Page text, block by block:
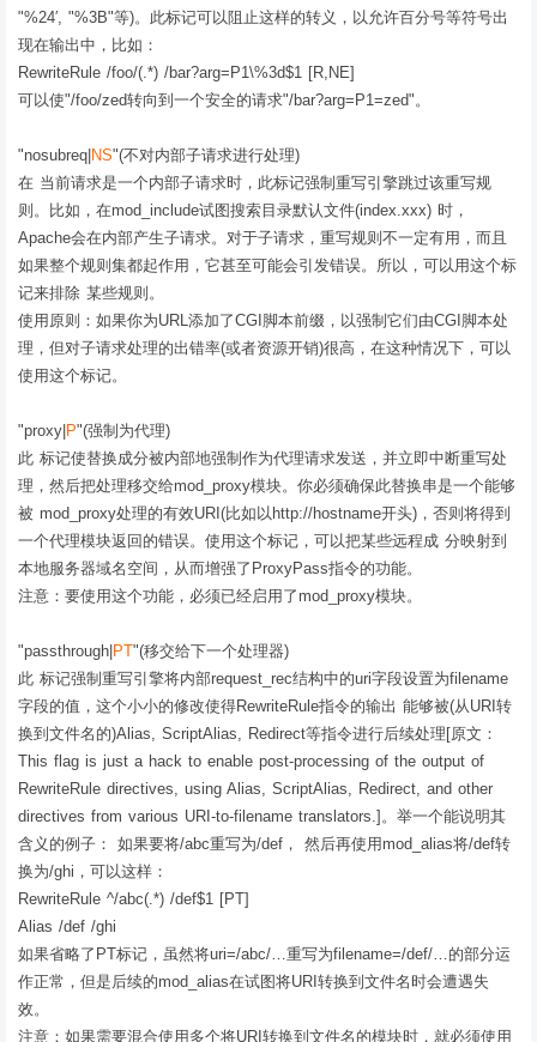
"%24′, "%3B"等)。此标记可以阻止这样的转义，以允许百分号等符号出
现在输出中，比如：
RewriteRule /foo/(.*) /bar?arg=P1\%3d$1 [R,NE]
可以使"/foo/zed转向到一个安全的请求"/bar?arg=P1=zed"。
"nosubreq|NS"(不对内部子请求进行处理)
在 当前请求是一个内部子请求时，此标记强制重写引擎跳过该重写规
则。比如，在mod_include试图搜索目录默认文件(index.xxx) 时，
Apache会在内部产生子请求。对于子请求，重写规则不一定有用，而且
如果整个规则集都起作用，它甚至可能会引发错误。所以，可以用这个标
记来排除 某些规则。
使用原则：如果你为URL添加了CGI脚本前缀，以强制它们由CGI脚本处
理，但对子请求处理的出错率(或者资源开销)很高，在这种情况下，可以
使用这个标记。
"proxy|P"(强制为代理)
此 标记使替换成分被内部地强制作为代理请求发送，并立即中断重写处
理，然后把处理移交给mod_proxy模块。你必须确保此替换串是一个能够
被 mod_proxy处理的有效URI(比如以http://hostname开头)，否则将得到
一个代理模块返回的错误。使用这个标记，可以把某些远程成 分映射到
本地服务器域名空间，从而增强了ProxyPass指令的功能。
注意：要使用这个功能，必须已经启用了mod_proxy模块。
"passthrough|PT"(移交给下一个处理器)
此 标记强制重写引擎将内部request_rec结构中的uri字段设置为filename
字段的值，这个小小的修改使得RewriteRule指令的输出 能够被(从URI转
换到文件名的)Alias, ScriptAlias, Redirect等指令进行后续处理[原文：
This flag is just a hack to enable post-processing of the output of
RewriteRule directives, using Alias, ScriptAlias, Redirect, and other
directives from various URI-to-filename translators.]。举一个能说明其
含义的例子： 如果要将/abc重写为/def， 然后再使用mod_alias将/def转
换为/ghi，可以这样：
RewriteRule ^/abc(.*) /def$1 [PT]
Alias /def /ghi
如果省略了PT标记，虽然将uri=/abc/…重写为filename=/def/…的部分运
作正常，但是后续的mod_alias在试图将URI转换到文件名时会遭遇失
效。
注意：如果需要混合使用多个将URI转换到文件名的模块时，就必须使用